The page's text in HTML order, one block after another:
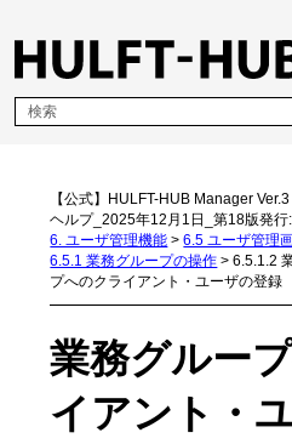
メイン コンテン
【公式】HULFT-HUB Manager
ヘルプ_2025年12月1日_第18版発行:
6. ユーザ管理機能 >6.5 ユーザ管理
6.5.1 業務グループの操作 >6.5.1.2
プへのクライアント・ユーザの登録
業務グルー
イアント・